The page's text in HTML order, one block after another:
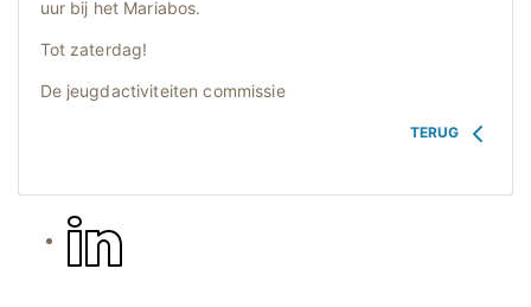
uur bij het Mariabos.
Tot zaterdag!
De jeugdactiviteiten commissie
TERUG